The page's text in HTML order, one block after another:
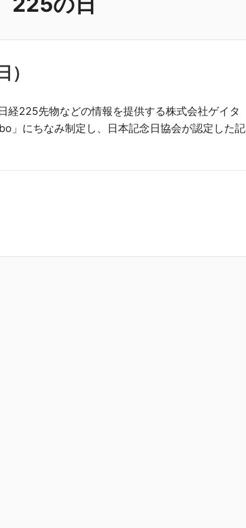
）
経225先物などの情報を提供する株式会社ゲイタ
」にちなみ制定し、日本記念日協会が認定した記